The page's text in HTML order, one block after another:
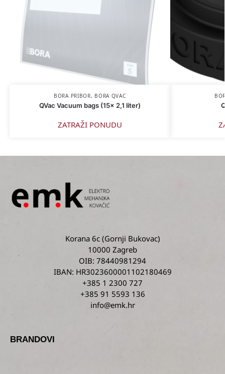
BORA PRIBOR, BORA QVAC
QVac Vacuum bags (15x 2,1 liter)
ZATRAŽI PONUDU
Korana 6c(Gornji Bukovac)
10000 Zagreb
OIB: 78440981294
IBAN: HR3023600001102180469
+385 1 2300 727
+385 91 5593 136
info@emk.hr
BRANDOVI